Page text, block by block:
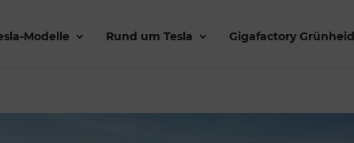
Modelle Rund um Tesla Gigafactory